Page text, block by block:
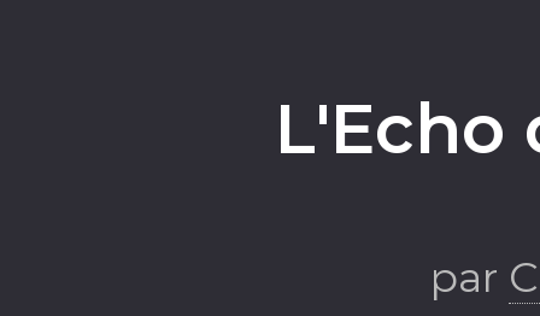
L'Echo
par